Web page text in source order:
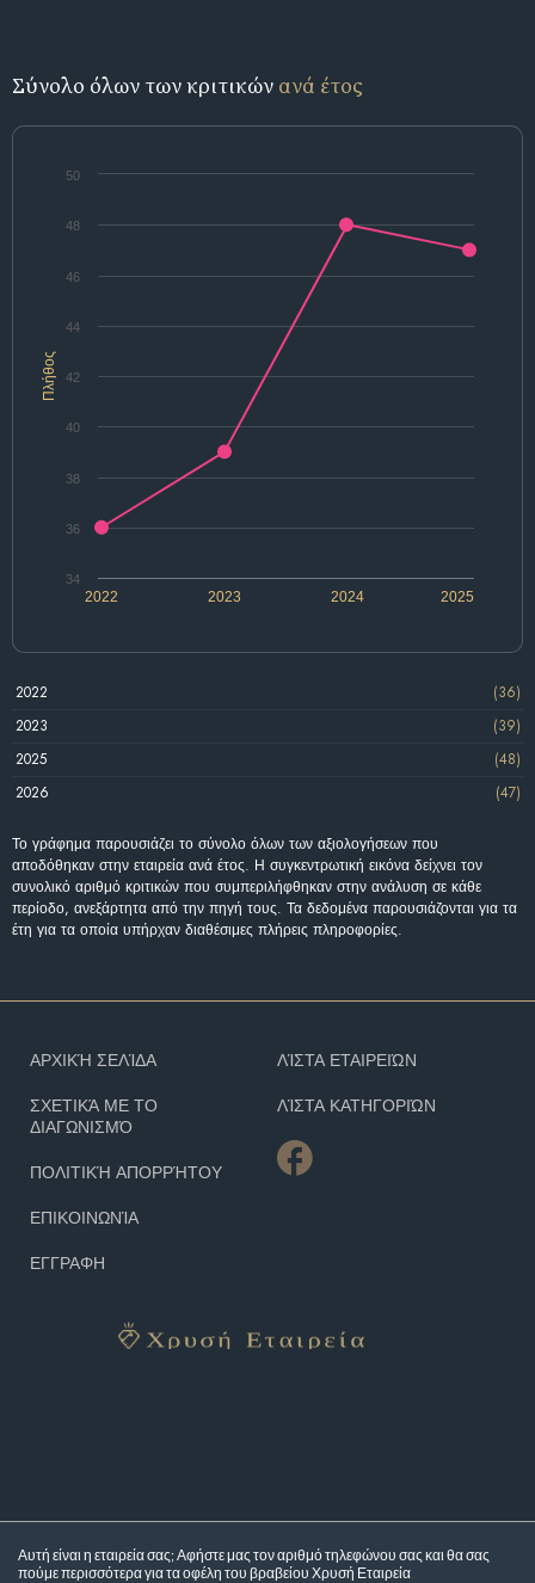
Σύνολο όλων των κριτικών ανά έτος
Πλήθος
2022 2024
2023 2025
34
36
38
40
42
44
46
48
50
2022
(36)
2023
(39)
2025
(48)
2026
(47)
Το γράφημα παρουσιάζει το σύνολο όλων των αξιολογήσεων που
αποδόθηκαν στην εταιρεία ανά έτος. Η συγκεντρωτική εικόνα δείχνει τον
συνολικό αριθμό κριτικών που συμπεριλήφθηκαν στην ανάλυση σε κάθε
περίοδο, ανεξάρτητα από την πηγή τους. Τα δεδομένα παρουσιάζονται για τα
έτη για τα οποία υπήρχαν διαθέσιμες πλήρεις πληροφορίες.
Αυτή είναι η εταιρεία σας; Αφήστε μας τον αριθμό τηλεφώνου σας και θα σας
πούμε περισσότερα για ταοφέλη του βραβείου Χρυσή Εταιρεία
ΑΡΧΙΚΉ ΣΕΛΊΔΑ
ΣΧΕΤΙΚΆ ΜΕ ΤΟ
ΔΙΑΓΩΝΙΣΜΌ
ΠΟΛΙΤΙΚΉ ΑΠΟΡΡΉΤΟΥ
ΕΠΙΚΟΙΝΩΝΊΑ
ΕΓΓΡΑΦΗ
ΛΊΣΤΑ ΕΤΑΙΡΕΙΏΝ
ΛΊΣΤΑ ΚΑΤΗΓΟΡΙΏΝ